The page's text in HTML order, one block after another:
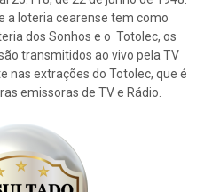
a loteria cearense tem como
dos Sonhos e o Totolec, os
transmitidos ao vivo pela TV
nas extrações do Totolec, que é
emissoras de TV e Rádio.